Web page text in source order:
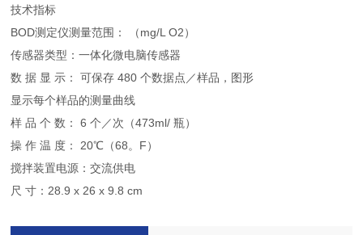
技术指标
BOD测定仪测量范围： （mg/L O2）
传感器类型：一体化微电脑传感器
数 据 显 示： 可保存 480 个数据点／样品，图形
显示每个样品的测量曲线
样 品 个 数： 6 个／次（473ml/ 瓶）
操 作 温 度： 20℃（68。F）
搅拌装置电源：交流供电
尺 寸：28.9 x 26 x 9.8 cm